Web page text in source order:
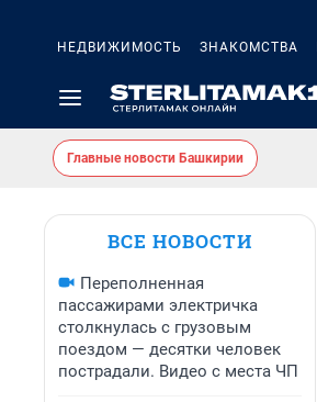
НЕДВИЖИМОСТЬ ЗНАКОМСТВА
Главные новости Башкирии
ВСЕ НОВОСТИ
Переполненная
пассажирами электричка
столкнулась с грузовым
поездом — десятки человек
пострадали. Видео с места ЧП